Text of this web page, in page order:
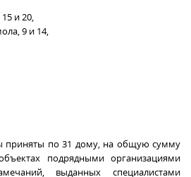
и 20,
9 и 14,
приняты по 31 дому, на общую сумму
подрядными организациями
выданных специалистами